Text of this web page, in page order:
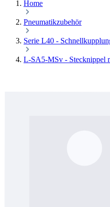
Home
Pneumatikzubehör
Serie L40 -
L-SA5-MSv - Stecknippel